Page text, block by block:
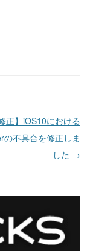
正】iOS10における
不具合を修正しま
した →